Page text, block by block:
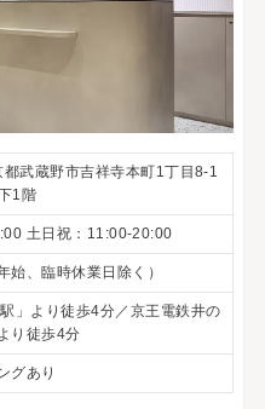
武蔵野市吉祥寺本町1丁目8-1
1階
土日祝：11:00-20:00
、臨時休業日除く）
」より徒歩4分／京王電鉄井の
り徒歩4分
グあり